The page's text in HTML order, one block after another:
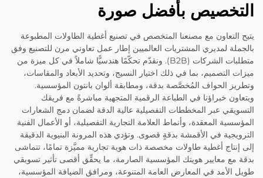
التخصيص بأفضل صورة
يتيح التعاون مع مصنعنا المتخصص في تصنيع أغطية الطاولات المطبوعة
بالجملة لمديري المشتريات العالميين إطار عمل تعاوني مرن للتصنيع وفق
متطلبات الشركات (B2B). ونقدّم تحكّمًا هندسيًّا شاملاً في كل ميزة من
ميزات التصميم، بما في ذلك اختيار النسيج، وتحديد الأبعاد والمقاسات،
وتطريز الحواف المُخصَّصة بدقة، ومطابقة ألوان بانتون المؤسسية.
ويتعاون خبراؤنا في الطباعة الرقمية المتجهية مباشرةً مع فريقك
التسويقي عبر المخططات التفصيلية عالية الدقة لضمان دمج الشعارات
المؤسسية المعقدة، وأنماط العلامة التجارية التفصيلية، أو الأعمال الفنية
الترويجية في الأقمشة بدقةٍ قصوى. وتؤدي هذه المرونة البنيوية الدقيقة
إلى إنتاج أغطية طاولات مخصصة ذات هوية تجارية مميَّزة تمامًا، تتماشى
بدقة مع معايير هويتك المؤسسية الصارمة، ما يحقِّق أقصى تأثير تسويقي
طويل الأمد في المعارض العامة المتنوعة، ومرافق الضيافة المؤسسية،